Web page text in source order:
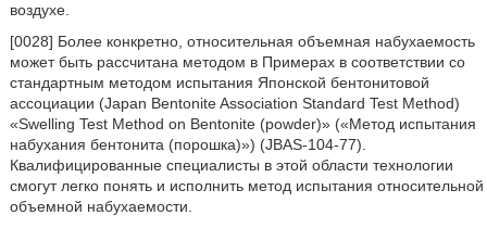
воздухе.
[0028] Более конкретно, относительная объемная набухаемость
может быть рассчитана методом в Примерах в соответствии со
стандартным методом испытания Японской бентонитовой
ассоциации (Japan Bentonite Association Standard Test Method)
«Swelling Test Method on Bentonite (powder)» («Метод испытания
набухания бентонита (порошка)») (JBAS-104-77).
Квалифицированные специалисты в этой области технологии
смогут легко понять и исполнить метод испытания относительной
объемной набухаемости.